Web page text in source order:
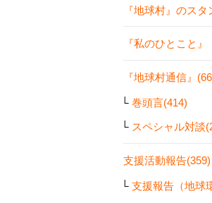
『地球村』のスタ
『私のひとこと
『地球村通信』
巻頭言(414)
スペシャル対談
支援活動報告(359)
支援報告（地球